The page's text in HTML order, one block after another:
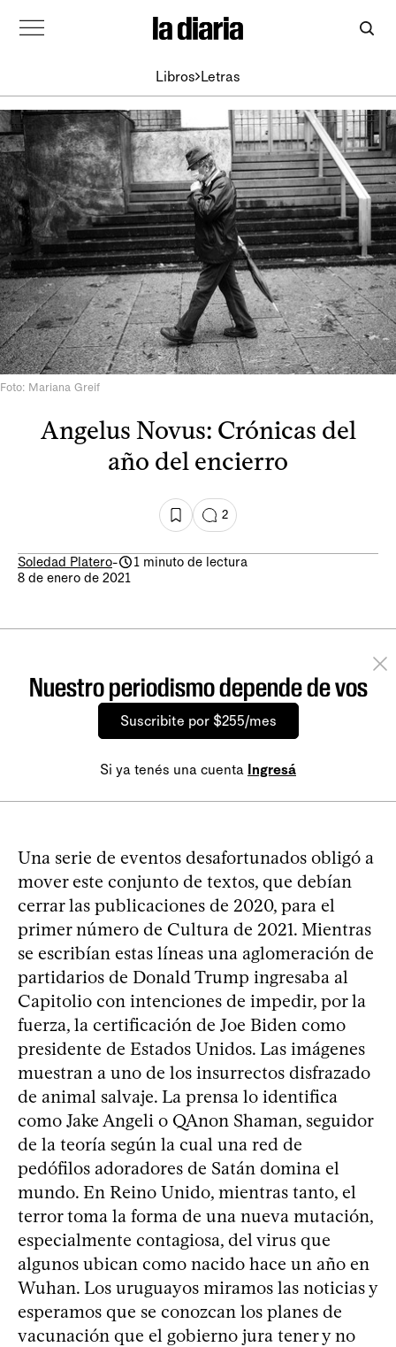
Libros Letras
Foto: Mariana Greif
Angelus Novus: Crónicas del
año del encierro
2
Soledad Platero-
1 minuto de lectura
8 de enero de 2021
Nuestro periodismo depende de vos
Suscribite por $255/mes
Si ya tenés una cuenta Ingresá
Una serie de eventos desafortunados obligó a
mover este conjunto de textos, que debían
cerrar las publicaciones de 2020, para el
primer número de Cultura de 2021. Mientras
se escribían estas líneas una aglomeración de
partidarios de Donald Trump ingresaba al
Capitolio con intenciones de impedir, por la
fuerza, la certificación de Joe Biden como
presidente de Estados Unidos. Las imágenes
muestran a uno de los insurrectos disfrazado
de animal salvaje. La prensa lo identifica
como Jake Angeli o QAnon Shaman, seguidor
de la teoría según la cual una red de
pedófilos adoradores de Satán domina el
mundo. En Reino Unido, mientras tanto, el
terror toma la forma de una nueva mutación,
especialmente contagiosa, del virus que
algunos ubican como nacido hace un año en
Wuhan. Los uruguayos miramos las noticias y
esperamos que se conozcan los planes de
vacunación que el gobierno jura tener y no